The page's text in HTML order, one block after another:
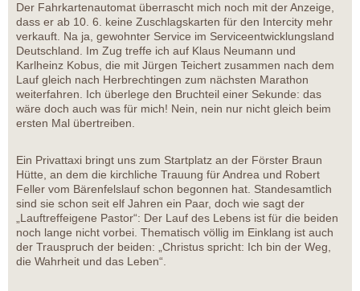
Der Fahrkartenautomat überrascht mich noch mit der Anzeige,
dass er ab 10. 6. keine Zuschlagskarten für den Intercity mehr
verkauft. Na ja, gewohnter Service im Serviceentwicklungsland
Deutschland. Im Zug treffe ich auf Klaus Neumann und
Karlheinz Kobus, die mit Jürgen Teichert zusammen nach dem
Lauf gleich nach Herbrechtingen zum nächsten Marathon
weiterfahren. Ich überlege den Bruchteil einer Sekunde: das
wäre doch auch was für mich! Nein, nein nur nicht gleich beim
ersten Mal übertreiben.
Ein Privattaxi bringt uns zum Startplatz an der Förster Braun
Hütte, an dem die kirchliche Trauung für Andrea und Robert
Feller vom Bärenfelslauf schon begonnen hat. Standesamtlich
sind sie schon seit elf Jahren ein Paar, doch wie sagt der
„Lauftreffeigene Pastor“: Der Lauf des Lebens ist für die beiden
noch lange nicht vorbei. Thematisch völlig im Einklang ist auch
der Trauspruch der beiden: „Christus spricht: Ich bin der Weg,
die Wahrheit und das Leben“.